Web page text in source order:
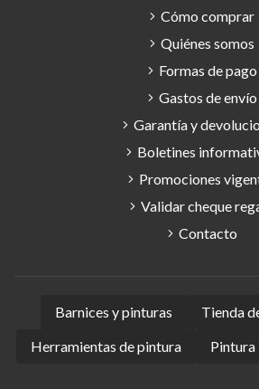
Cómo comprar
Quiénes somos
Formas de pago
Gastos de envío
Garantía y
Boletines
Promociones
Validar cheque
Contacto
Barnices y pinturas
Tienda
Herramientas de pintura